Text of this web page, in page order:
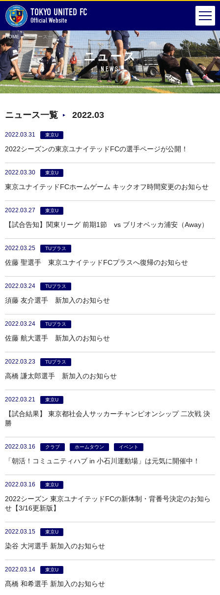
TOKYO UNITED FC
Official Website
HOME ニュース一覧
ニュース
NEWS
ニュース一覧 2022.03
2022.03.31 東京U
2022シーズンの東京ユナイテッドFCの選手ページが公開！
2022.03.30 東京U
東京ユナイテッドFCホームゲーム キックオフ時間変更のお知らせ
2022.03.27 東京U
【試合告知】関東リーグ 前期1節 vs ブリオベッカ浦安（Away）
2022.03.25 TUプラス
佐藤 聖選手 東京ユナイテッドFCプラスへ復帰のお知らせ
2022.03.24 TUプラス
須藤 友介選手 新加入のお知らせ
2022.03.24 TUプラス
佐藤 航大選手 新加入のお知らせ
2022.03.23 TUプラス
高橋 謙太郎選手 新加入のお知らせ
2022.03.21 東京U
【試合結果】 東京都社会人サッカーチャンピオンシップ 二次戦 決
勝
2022.03.16 クラブ ホームタウン イベント
「朝活！コミュニティハブ in 小石川運動場」は元気に開催中！
2022.03.16 東京U
2022シーズン 東京ユナイテッドFCの新体制・背番号決定のお知ら
せ【3/16更新版】
2022.03.15 東京U
染谷 大河選手 新加入のお知らせ
2022.03.14 東京U
髙橋 和希選手 新加入のお知らせ